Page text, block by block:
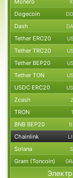
Monero
Dogecoin
Dash
Tether ERC20
Tether TRC20
Tether BEP20
Tether TON
USDC ERC20
Zcash
TRON
BNB BEP20
Chainlink
Solana
Gram (Toncoin)